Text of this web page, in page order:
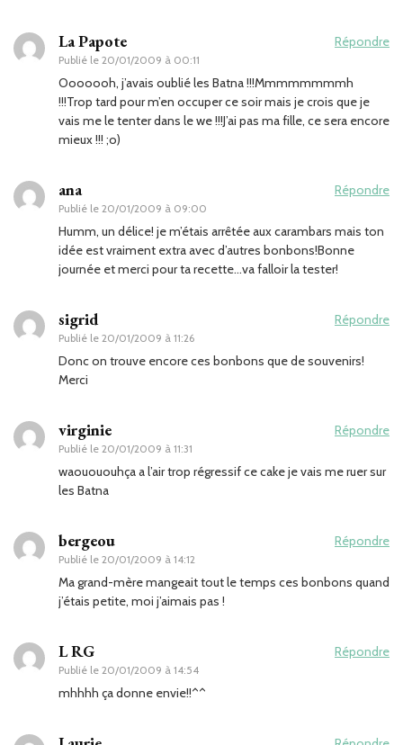
La Papote
Publié le 20/01/2009 à 00:11
Répondre
Ooooooh, j’avais oublié les Batna !!!Mmmmmmmmh
!!!Trop tard pour m’en occuper ce soir mais je crois que je
vais me le tenter dans le we !!!J’ai pas ma fille, ce sera encore
mieux !!! ;o)
ana
Publié le 20/01/2009 à 09:00
Répondre
Humm, un délice! je m’étais arrêtée aux carambars mais ton
idée est vraiment extra avec d’autres bonbons!Bonne
journée et merci pour ta recette…va falloir la tester!
sigrid
Publié le 20/01/2009 à 11:26
Répondre
Donc on trouve encore ces bonbons que de souvenirs!
Merci
virginie
Publié le 20/01/2009 à 11:31
Répondre
waouououhça a l’air trop régressif ce cake je vais me ruer sur
les Batna
bergeou
Publié le 20/01/2009 à 14:12
Répondre
Ma grand-mère mangeait tout le temps ces bonbons quand
j’étais petite, moi j’aimais pas !
L RG
Publié le 20/01/2009 à 14:54
Répondre
mhhhh ça donne envie!!^^